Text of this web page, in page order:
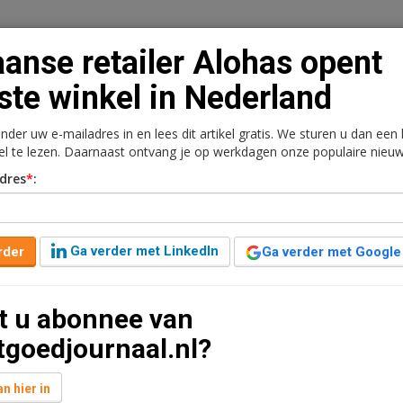
Vacaturebank Contact Abonnementen
opent eerste winkel in
leestijd
huurovereenkomst gesloten voor de winkelruimte
circa 115 m2 winkelruimte en het wordt de eerste
retailer Alohas opent
winkel in Nederland
uw e-mailadres in en lees dit artikel gratis. We sturen u dan een
te lezen. Daarnaast ontvang je op werkdagen onze populaire
*:
Ga verder met LinkedIn Ga verder met Google
u abonnee van
hier in